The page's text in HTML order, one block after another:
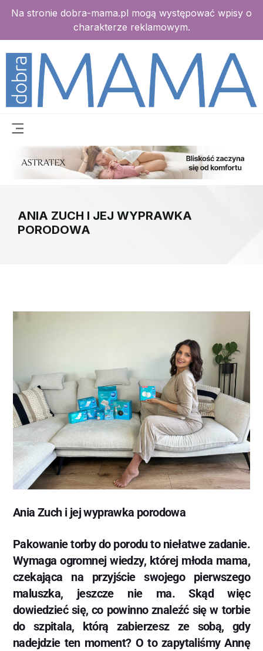
Na stronie dobra-mama.pl mogą występować wpisy o
charakterze reklamowym.
ANIA ZUCH I JEJ WYPRAWKA
PORODOWA
Ania Zuch i jej wyprawka porodowa
Pakowanie torby do porodu to niełatwe zadanie.
Wymaga ogromnej wiedzy, której młoda mama,
czekająca na przyjście swojego pierwszego
maluszka, jeszcze nie ma. Skąd więc
dowiedzieć się, co powinno znaleźć się w torbie
do szpitala, którą zabierzesz ze sobą, gdy
nadejdzie ten moment? O to zapytaliśmy Annę